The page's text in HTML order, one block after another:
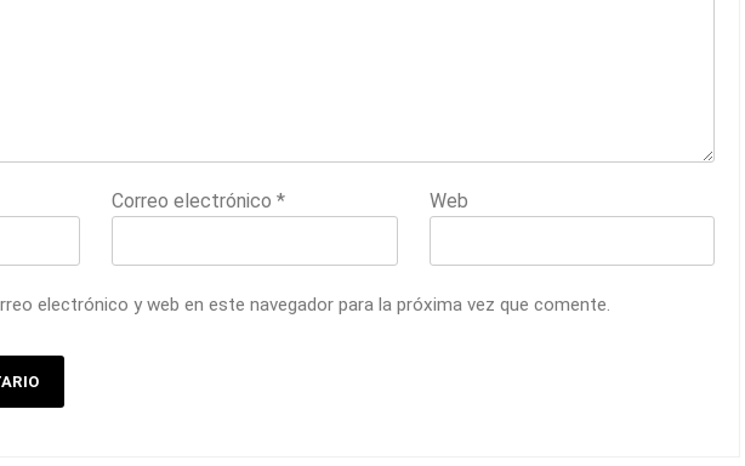
Correo electrónico* Web
electrónico y web en este navegador para la próxima vez que comente.